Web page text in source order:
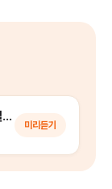
밀란 현지인과 함께 200% 즐기는 밀라노 시내 워킹 투어
미리듣기